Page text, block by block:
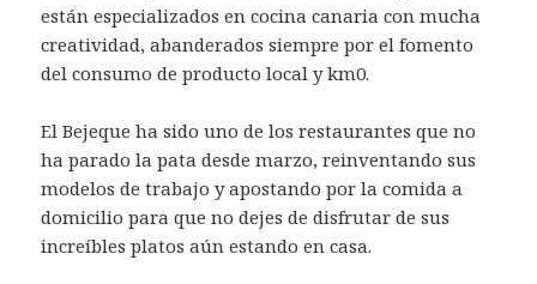
están especializados en cocina canaria con mucha
creatividad, abanderados siempre por el fomento
del consumo de producto local y km0.
El Bejeque ha sido uno de los restaurantes que no
ha parado la pata desde marzo, reinventando sus
modelos de trabajo y apostando por la comida a
domicilio para que no dejes de disfrutar de sus
increíbles platos aún estando en casa.